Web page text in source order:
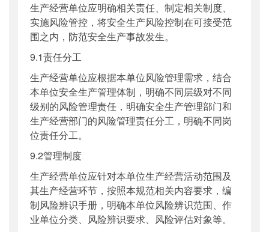
生产经营单位应明确相关责任、制定相关制度、
实施风险管控，将安全生产风险控制在可接受范
围之内，防范安全生产事故发生。
9.1责任分工
生产经营单位应根据本单位风险管理需求，结合
本单位安全生产管理体制，明确不同层级对不同
级别的风险管理责任，明确安全生产管理部门和
生产经营部门的风险管理责任分工，明确不同岗
位责任分工。
9.2管理制度
生产经营单位应针对本单位生产经营活动范围及
其生产经营环节，按照本规范相关内容要求，编
制风险辨识手册，明确本单位风险辨识范围、作
业单位分类、风险辨识要求、风险评估对象等。